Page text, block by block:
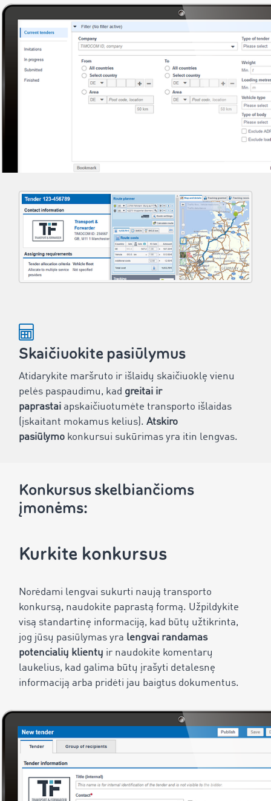
Skaičiuokite pasiūlymus
Atidarykite maršruto ir išlaidų skaičiuoklę vienu
pelės paspaudimu, kad greitai ir
paprastai apskaičiuotumėte transporto išlaidas
(įskaitant mokamus kelius). Atskiro
pasiūlymo konkursui sukūrimas yra itin lengvas.
Konkursus skelbiančioms
įmonėms:
Kurkite konkursus
Norėdami lengvai sukurti naują transporto
konkursą, naudokite paprastą formą. Užpildykite
visą standartinę informaciją, kad būtų užtikrinta,
jog jūsų pasiūlymas yra lengvai randamas
potencialių klientų ir naudokite komentarų
laukelius, kad galima būtų įrašyti detalesnę
informaciją arba pridėti jau baigtus dokumentus.